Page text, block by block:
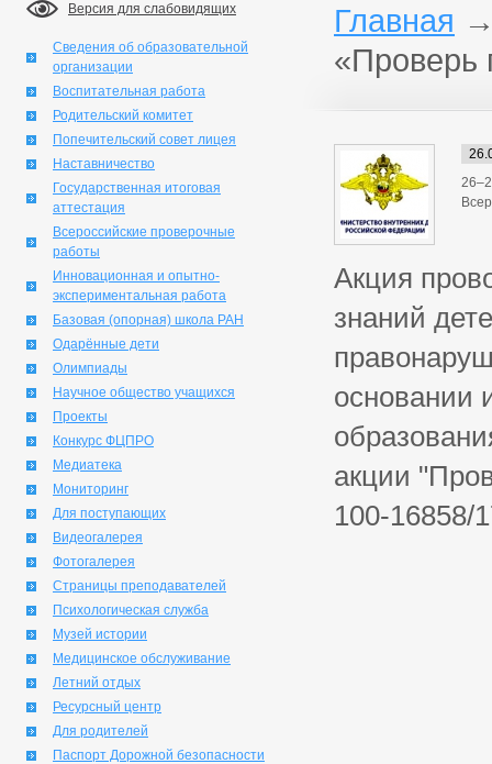
Версия для слабовидящих
Сведения об образовательной
организации
Воспитательная работа
Родительский комитет
Попечительский совет лицея
Наставничество
Государственная итоговая
аттестация
Всероссийские проверочные
работы
Инновационная и опытно-
экспериментальная работа
Базовая (опорная) школа РАН
Одарённые дети
Олимпиады
Научное общество учащихся
Проекты
Конкурс ФЦПРО
Медиатека
Мониторинг
Для поступающих
Видеогалерея
Фотогалерея
Страницы преподавателей
Психологическая служба
Музей истории
Медицинское обслуживание
Летний отдых
Ресурсный центр
Для родителей
Паспорт Дорожной безопасности
Главная
«Проверь
Акция
знаний
основании
акции
100-16858/